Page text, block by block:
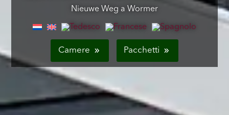
Nieuwe Weg a Wormer
Camere Pacchetti